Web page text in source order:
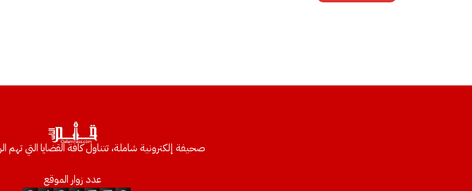
صحيفة إلكترونية شاملة، تتناول كافة القضايا التي تهم
عدد زوار الموقع